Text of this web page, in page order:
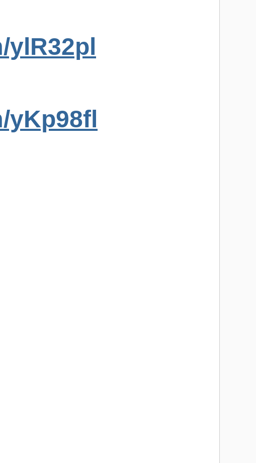
ylR32pl
yKp98fl